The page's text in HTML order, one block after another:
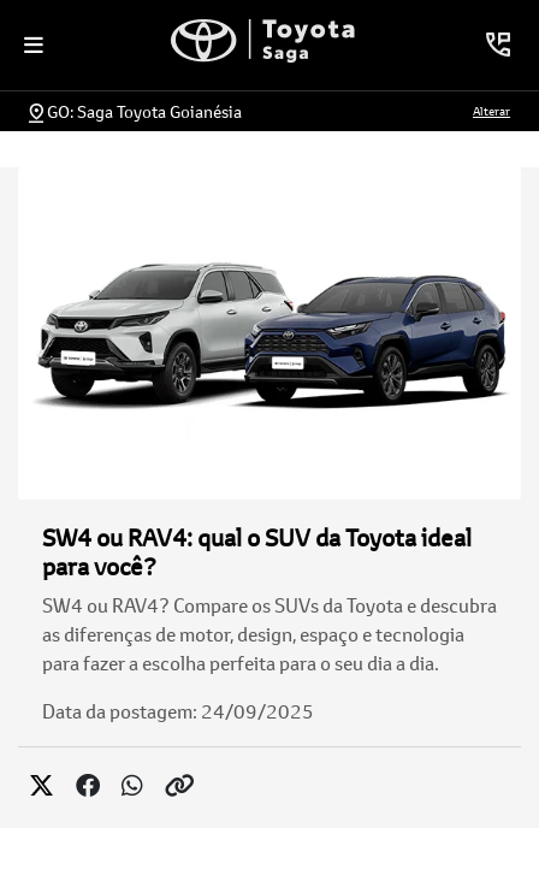
GO: Saga Toyota Goianésia Alterar
SW4 ou RAV4: qual o SUV da Toyota ideal
para você?
SW4 ou RAV4? Compare os SUVs da Toyota e descubra
as diferenças de motor, design, espaço e tecnologia
para fazer a escolha perfeita para o seu dia a dia.
Data da postagem: 24/09/2025